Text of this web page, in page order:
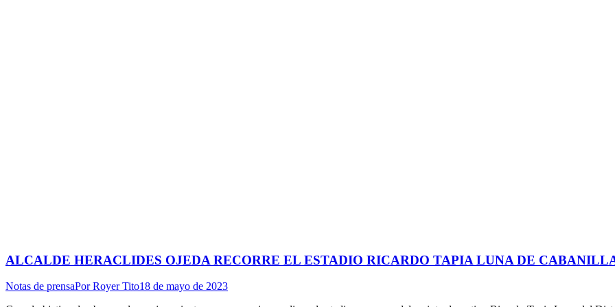
ALCALDE HERACLIDES OJEDA RECORRE EL ESTADIO RICARDO TAPIA LUNA DE
Notas de prensaPorRoyer Tito18 de mayo de 2023